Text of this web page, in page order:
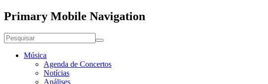
Primary Mobile Navigation
Música
Agenda de Concertos
Notícias
Análises